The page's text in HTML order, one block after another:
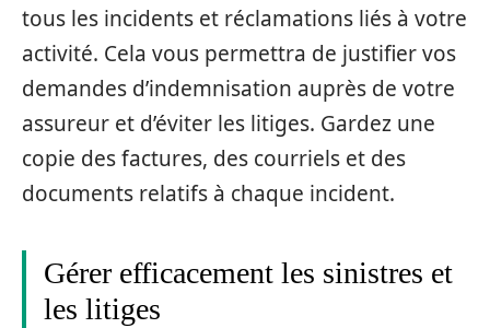
tous les incidents et réclamations liés à votre
activité. Cela vous permettra de justifier vos
demandes d’indemnisation auprès de votre
assureur et d’éviter les litiges. Gardez une
copie des factures, des courriels et des
documents relatifs à chaque incident.
Gérer efficacement les sinistres et
les litiges